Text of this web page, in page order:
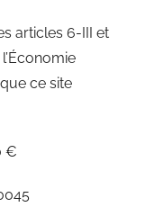
articles 6-III et
ce site
€